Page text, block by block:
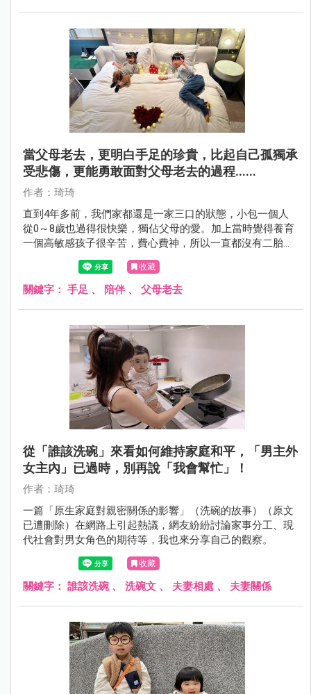
當父母老去，更明白手足的珍貴，比起自己孤獨承
受悲傷，更能勇敢面對父母老去的過程......
作者：琦琦
直到4年多前，我們家都還是一家三口的狀態，小包一個人
從0～8歲也過得很快樂，獨佔父母的愛。加上當時覺得養育
一個高敏感孩子很辛苦，費心費神，所以一直都沒有二胎打
收藏
關鍵字： 手足 、 陪伴 、 父母老去
從「誰該洗碗」來看如何維持家庭和平，「男主外
女主內」已過時，別再說「我會幫忙」！
作者：琦琦
一篇「原生家庭對親密關係的影響」（洗碗的故事）（原文
已遭刪除）在網路上引起熱議，網友紛紛討論家事分工、現
代社會對男女角色的期待等，我也來分享自己的觀察。
收藏
關鍵字： 誰該洗碗 、 洗碗文 、 夫妻相處 、 夫妻關係